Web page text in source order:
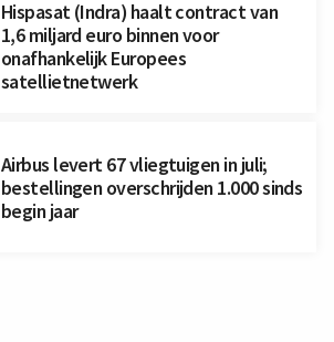
Hispasat (Indra) haalt contract van
1,6 miljard euro binnen voor
onafhankelijk Europees
satellietnetwerk
Airbus levert 67 vliegtuigen in juli;
bestellingen overschrijden 1.000 sinds
begin jaar